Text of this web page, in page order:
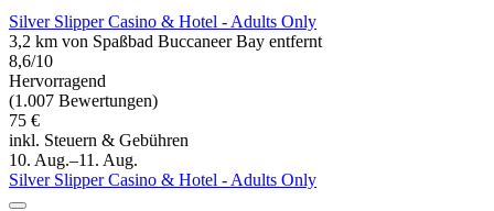
Silver Slipper Casino & Hotel - Adults Only
3,2 km von Spaßbad Buccaneer Bay entfernt
8,6/10
Hervorragend
(1.007 Bewertungen)
75 €
inkl. Steuern & Gebühren
10. Aug.–11. Aug.
Silver Slipper Casino & Hotel - Adults Only